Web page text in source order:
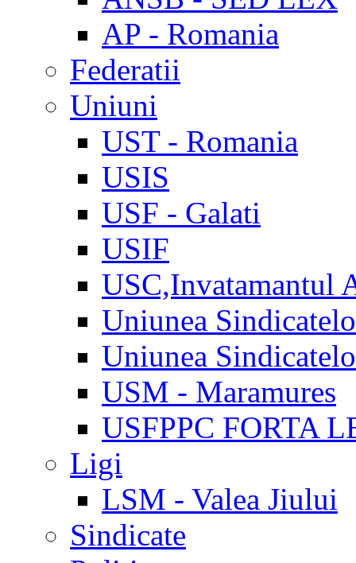
AP - Romania
Federatii
Uniuni
UST - Romania
USIS
USF - Galati
USIF
USC,Invatamantul
Uniunea
Uniunea
USM - Maramures
USFPPC FORTA
Ligi
LSM - Valea Jiului
Sindicate